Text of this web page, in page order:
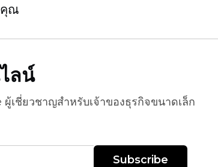
คุณ
ลน์
ผู้เชี่ยวชาญสำหรับเจ้าของธุรกิจขนาดเล็ก
Subscribe